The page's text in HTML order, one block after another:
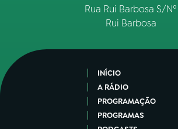
Rua Rui Barbosa S/Nº
Rui Barbosa
INÍCIO
A RÁDIO
PROGRAMAÇÃO
PROGRAMAS